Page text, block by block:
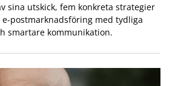
sina utskick, fem konkreta strategier
postmarknadsföring med tydliga
smartare kommunikation.